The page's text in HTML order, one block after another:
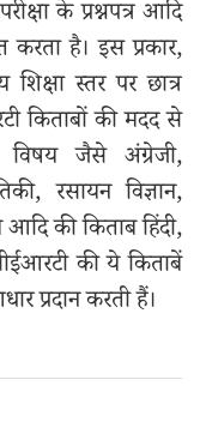
के प्रश्नपत्र आदि
करता है। इस प्रकार,
स्तर पर छात्र
किताबों की मदद से
जैसे अंग्रेजी,
रसायन विज्ञान,
आदि की किताब हिंदी,
की ये किताबें
प्रदान करती हैं।